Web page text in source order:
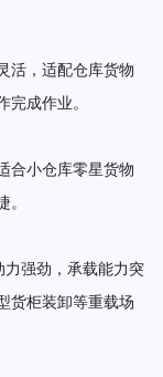
活，适配仓库货物
成作业。
合小仓库零星货物
强劲，承载能力突
货柜装卸等重载场